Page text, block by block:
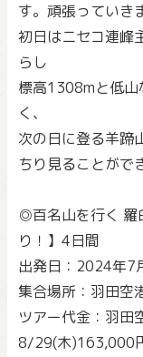
す。頑張っていき
初日はニセコ連峰
らし
標高1308mと低山
く、
次の日に登る羊蹄
ちり見ることがで
◎百名山を行く
り！】4日間
出発日：2024年7
集合場所：羽田
ツアー代金：羽
8/29(木)163,000